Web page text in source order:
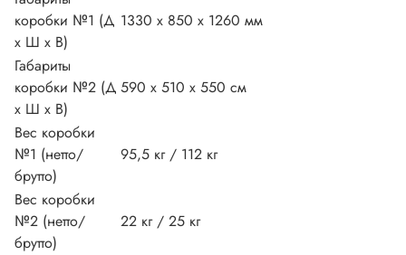
коробки №1 (Д
х Ш х В)
1330 х 850 х 1260 мм
Габариты
коробки №2 (Д
х Ш х В)
590 x 510 x 550 см
Вес коробки
№1 (нетто/
брутто)
95,5 кг / 112 кг
Вес коробки
№2 (нетто/
брутто)
22 кг / 25 кг